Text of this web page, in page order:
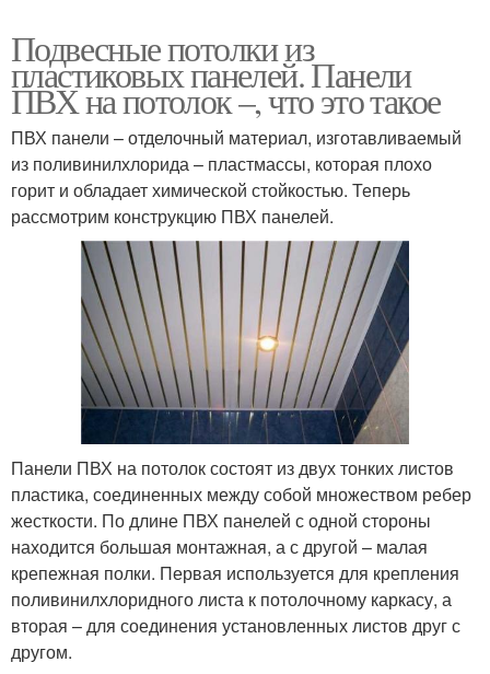
Подвесные потолки из
пластиковых панелей. Панели
ПВХ на потолок –, что это такое
ПВХ панели – отделочный материал, изготавливаемый
из поливинилхлорида – пластмассы, которая плохо
горит и обладает химической стойкостью. Теперь
рассмотрим конструкцию ПВХ панелей.
Панели ПВХ на потолок состоят из двух тонких листов
пластика, соединенных между собой множеством ребер
жесткости. По длине ПВХ панелей с одной стороны
находится большая монтажная, а с другой – малая
крепежная полки. Первая используется для крепления
поливинилхлоридного листа к потолочному каркасу, а
вторая – для соединения установленных листов друг с
другом.